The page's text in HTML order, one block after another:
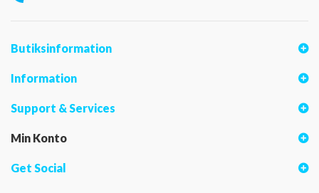
Butiksinformation
Information
Support & Services
Min Konto
Get Social